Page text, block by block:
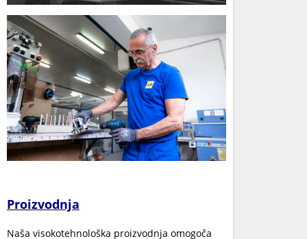
Proizvodnja
Naša visokotehnološka proizvodnja omogoča